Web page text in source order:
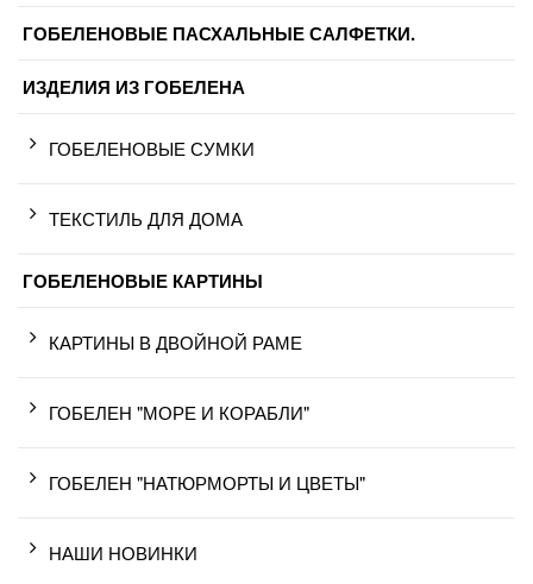
ГОБЕЛЕНОВЫЕ ПАСХАЛЬНЫЕ САЛФЕТКИ.
ИЗДЕЛИЯ ИЗ ГОБЕЛЕНА
ГОБЕЛЕНОВЫЕ СУМКИ
ТЕКСТИЛЬ ДЛЯ ДОМА
ГОБЕЛЕНОВЫЕ КАРТИНЫ
КАРТИНЫ В ДВОЙНОЙ РАМЕ
ГОБЕЛЕН "МОРЕ И КОРАБЛИ"
ГОБЕЛЕН "НАТЮРМОРТЫ И ЦВЕТЫ"
НАШИ НОВИНКИ